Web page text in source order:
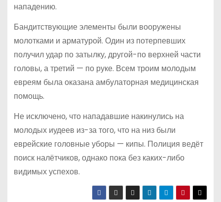
нападению.
Бандитствующие элементы были вооружены
молотками и арматурой. Один из потерпевших
получил удар по затылку, другой-по верхней части
головы, а третий — по руке. Всем троим молодым
евреям была оказана амбулаторная медицинская
помощь.
Не исключено, что нападавшие накинулись на
молодых иудеев из-за того, что на низ были
еврейские головные уборы — кипы. Полиция ведёт
поиск налётчиков, однако пока без каких-либо
видимых успехов.